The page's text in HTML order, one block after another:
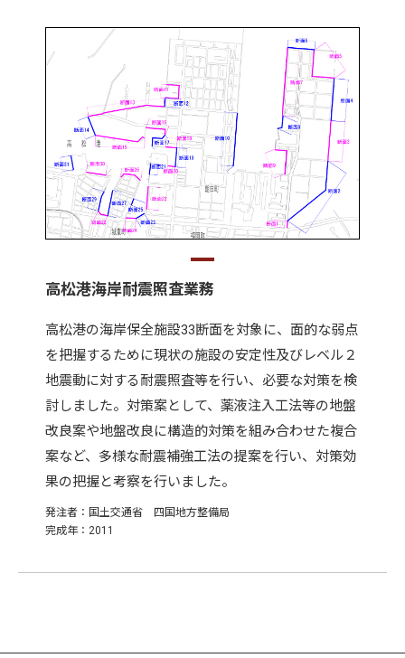
高松港海岸耐震照査業務
高松港の海岸保全施設33断面を対象に、面的な弱点
を把握するために現状の施設の安定性及びレベル２
地震動に対する耐震照査等を行い、必要な対策を検
討しました。対策案として、薬液注入工法等の地盤
改良案や地盤改良に構造的対策を組み合わせた複合
案など、多様な耐震補強工法の提案を行い、対策効
果の把握と考察を行いました。
発注者：国土交通省 四国地方整備局
完成年：2011